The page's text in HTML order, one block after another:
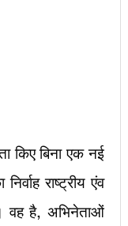
किए बिना एक नई
राष्ट्रीय एंव
वह है, अभिनेताओं